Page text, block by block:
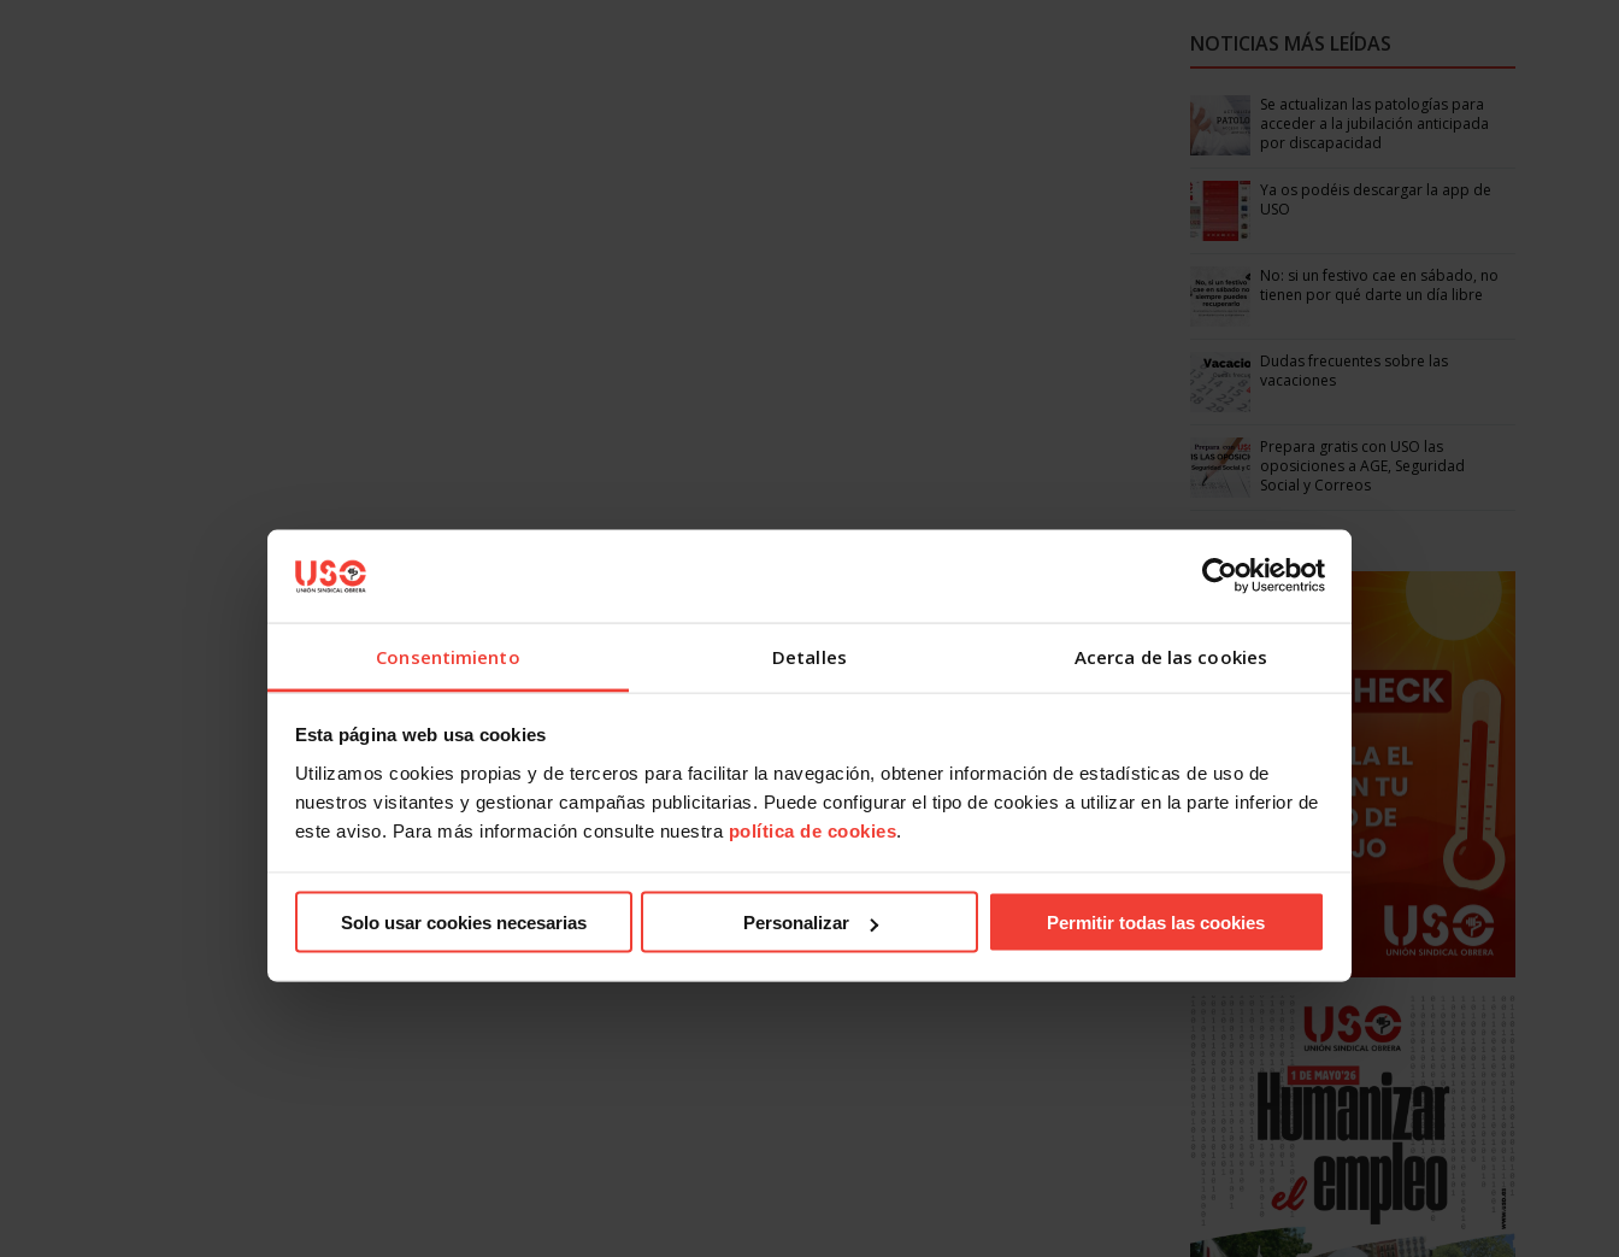
Consentimiento Detalles Acerca de las cookies
Esta página web usa cookies
Utilizamos cookies propias y de terceros para facilitar la navegación, obtener información de estadísticas de uso de
nuestros visitantes y gestionar campañas publicitarias. Puede configurar el tipo de cookies a utilizar en la parte inferior de
este aviso. Para más información consulte nuestra política de cookies.
Solo usar cookies necesarias Personalizar Permitir todas las cookies
NOTICIAS MÁS LEÍDAS
Se actualizan las patologías para
acceder a la jubilación anticipada
por discapacidad
Ya os podéis descargar la app de
USO
No: si un festivo cae en sábado, no
tienen por qué darte un día libre
Dudas frecuentes sobre las
vacaciones
Prepara gratis con USO las
oposiciones a AGE, Seguridad
Social y Correos